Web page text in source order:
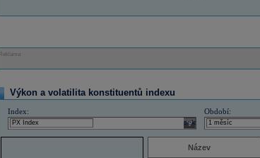
Reklama
Výkon a volatilita konstituentů indexu
Index:
select
Období:
Název